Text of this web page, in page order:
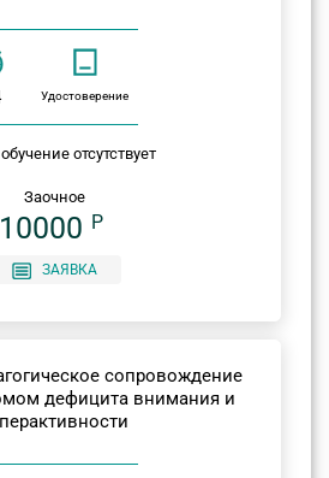
Удостоверение
отсутствует
Заочное
10000 P
ЗАЯВКА
сопровождение
дефицита внимания и